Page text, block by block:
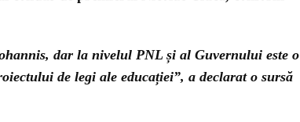
dar la nivelul PNL și al Guvernului este o
de legi ale educației”, a declarat o sursă